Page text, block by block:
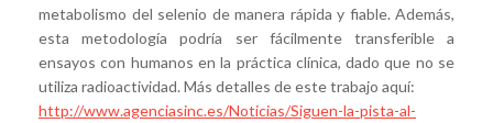
metabolismo del selenio de manera rápida y fiable. Además,
esta metodología podría ser fácilmente transferible a
ensayos con humanos en la práctica clínica, dado que no se
utiliza radioactividad. Más detalles de este trabajo aquí:
http://www.agenciasinc.es/Noticias/Siguen-la-pista-al-